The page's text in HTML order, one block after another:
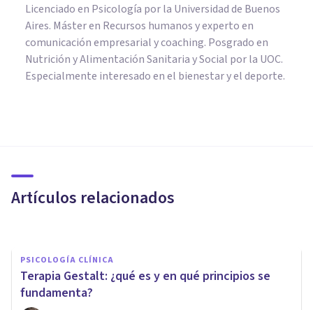
Licenciado en Psicología por la Universidad de Buenos
Aires. Máster en Recursos humanos y experto en
comunicación empresarial y coaching. Posgrado en
Nutrición y Alimentación Sanitaria y Social por la UOC.
Especialmente interesado en el bienestar y el deporte.
Artículos relacionados
hablamos de nosotros
PSICOLOGÍA CLÍNICA
Terapia Gestalt: ¿qué es y en qué principios se
fundamenta?